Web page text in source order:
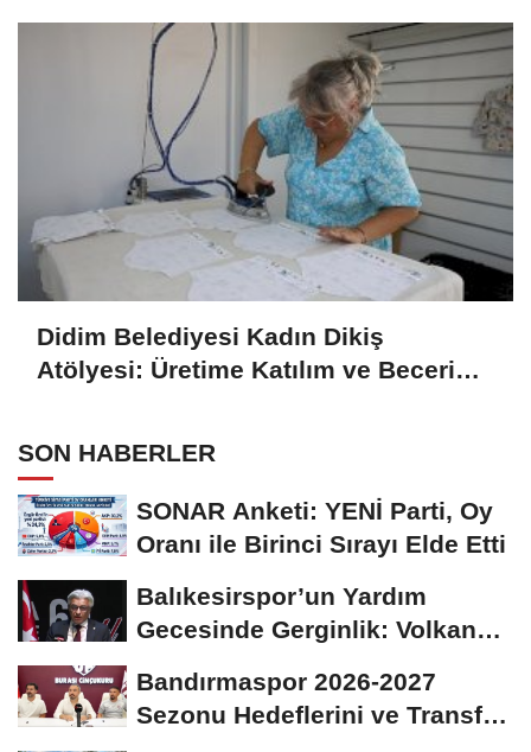
Didim Belediyesi Kadın Dikiş
Atölyesi: Üretime Katılım ve Beceri
SON HABERLER
SONAR Anketi: YENİ Parti, Oy
Oranı ile Birinci Sırayı Elde Etti
Balıkesirspor’un Yardım
Gecesinde Gerginlik: Volkan
Bandırmaspor 2026-2027
Sezonu Hedeflerini ve Transfer